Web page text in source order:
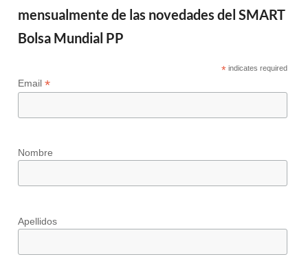
mensualmente de las novedades del SMART
Bolsa Mundial PP
* indicates required
Email*
Nombre
Apellidos